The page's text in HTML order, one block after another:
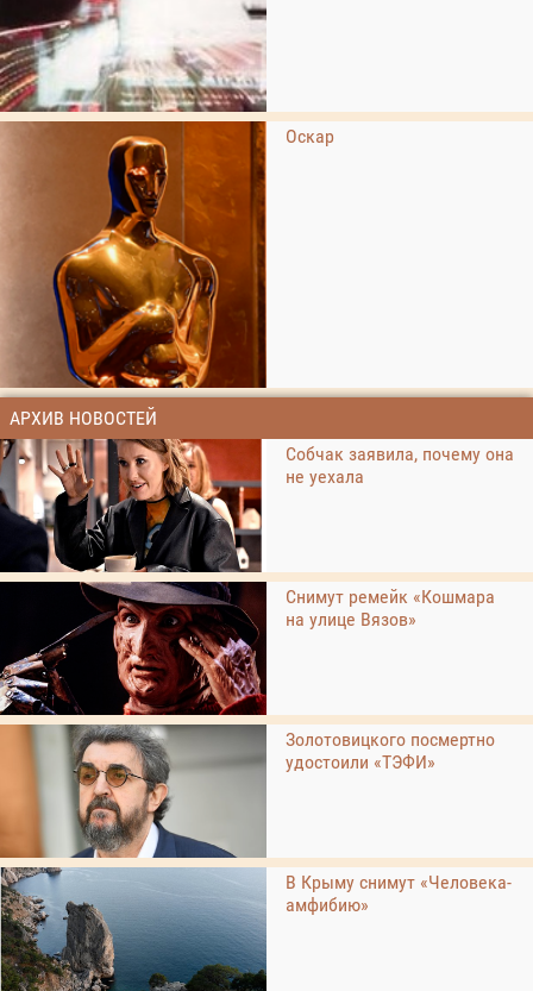
Оскар
АРХИВ НОВОСТЕЙ
Собчак заявила, почему она
не уехала
Снимут ремейк «Кошмара
на улице Вязов»
Золотовицкого посмертно
удостоили «ТЭФИ»
В Крыму снимут «Человека-
амфибию»